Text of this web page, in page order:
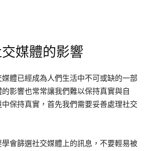
媒體的影響
體已經成為人們生活中不可或缺的一部
影響也常常讓我們難以保持真實與自
保持真實，首先我們需要妥善處理社交
會篩選社交媒體上的訊息，不要輕易被